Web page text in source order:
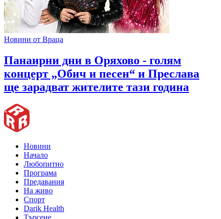
Новини от Враца
Панаирни дни в Оряхово - голям
концерт „Обич и песен“ и Преслава
ще зарадват жителите тази година
Новини
Начало
Любопитно
Програма
Предавания
На живо
Спорт
Darik Health